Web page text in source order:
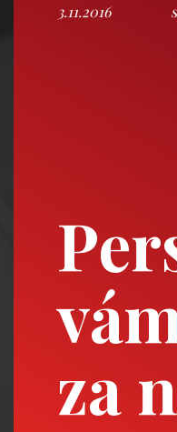
za
3.11.2016